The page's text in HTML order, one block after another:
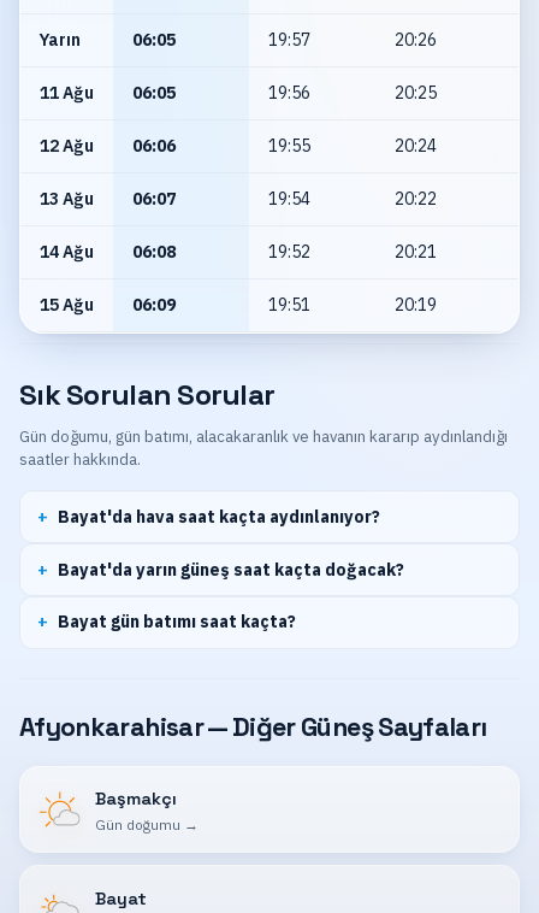
Yarın 06:05 19:57 20:26
11 Ağu 06:05 19:56 20:25
12 Ağu 06:06 19:55 20:24
13 Ağu 06:07 19:54 20:22
14 Ağu 06:08 19:52 20:21
15 Ağu 06:09 19:51 20:19
Sık Sorulan Sorular
Gün doğumu, gün batımı, alacakaranlık ve havanın kararıp aydınlandığı
saatler hakkında.
Bayat'da hava saat kaçta aydınlanıyor?
Bayat'da yarın güneş saat kaçta doğacak?
Bayat gün batımı saat kaçta?
Afyonkarahisar — Diğer Güneş Sayfaları
Başmakçı
Gün doğumu →
Bayat